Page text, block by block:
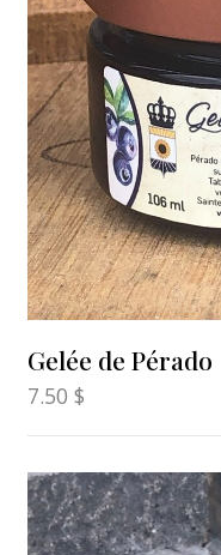
Gelée de Pérado
7.50$